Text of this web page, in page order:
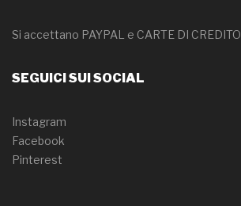
Si accettano PAYPAL e CARTE DI CREDITO
SEGUICI SUI SOCIAL
Instagram
Facebook
Pinterest